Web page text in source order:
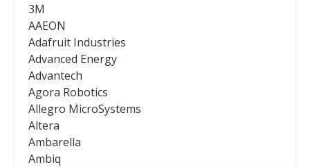
3M
AAEON
Adafruit Industries
Advanced Energy
Advantech
Agora Robotics
Allegro MicroSystems
Altera
Ambarella
Ambiq